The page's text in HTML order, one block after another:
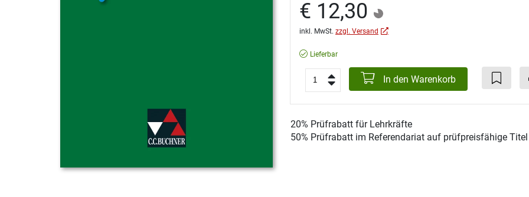
€ 12,30
inkl. MwSt. zzgl. Versand
Lieferbar
In den Warenkorb
20% Prüfrabatt für Lehrkräfte
50% Prüfrabatt im Referendariat auf prüfpreisfähige